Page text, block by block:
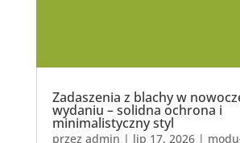
Zadaszenia z blachy w
wydaniu – solidna ochrona i
minimalistyczny styl
przez admin | lip 17, 2026|